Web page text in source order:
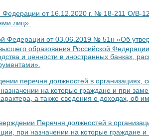
Федерации от 16.12.2020 г. № 18-211 О/
лиц».
Федерации от 03.06.2019 № 51н «Об
образования Российской
и ценности в иностранных банках,
перечня должностей в организациях,
на которые граждане и при
а также сведения о доходах, об
Перечня должностей в
при назначении на которые граждане